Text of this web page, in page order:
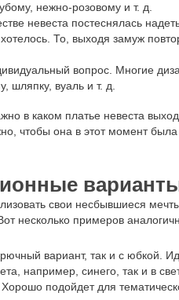
нежно-розовому и т. д.
невеста постеснялась
То, выходя замуж
вопрос. Многие
шляпку, вуаль и т. д.
в каком платье невеста
чтобы она в этот момент была
свои несбывшиеся
несколько примеров
вариант, так и с юбкой.
например, синего, так и в
подойдет для